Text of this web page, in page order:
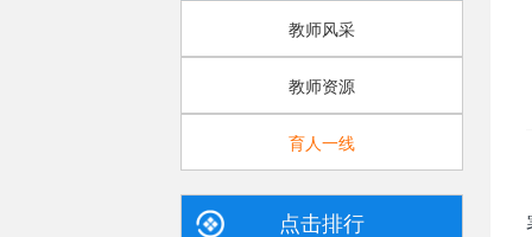
教师风采
教师资源
育人一线
点击排行